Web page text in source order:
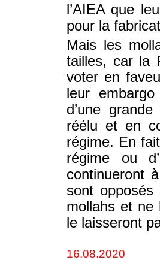
l’AIEA que
pour la
Mais les
tailles, car la
voter en
leur
d’une
réélu et en
régime. En
régime ou
continueront
sont
mollahs et ne
le laisseront
16.08.2020